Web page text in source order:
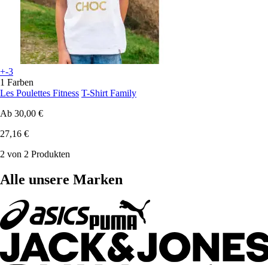
+-3
1 Farben
Les Poulettes Fitness T-Shirt Family
Ab 30,00 €
27,16 €
2 von 2 Produkten
Alle unsere Marken